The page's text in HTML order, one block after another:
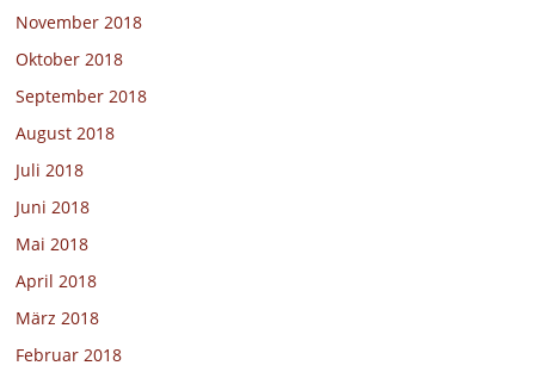
November 2018
Oktober 2018
September 2018
August 2018
Juli 2018
Juni 2018
Mai 2018
April 2018
März 2018
Februar 2018